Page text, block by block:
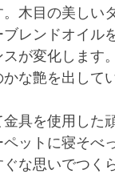
木目の美しい
ブレンドオイル
スが変化します
な艶を出して
具を使用した
ットに寝そべ
な思いでつく